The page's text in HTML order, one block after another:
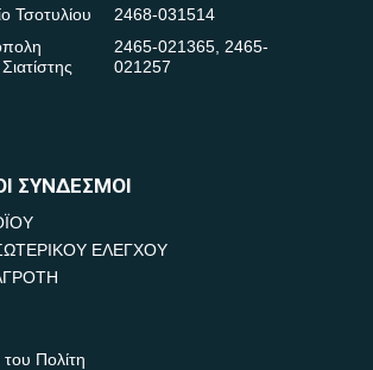
Τσοτυλίου
2468-031514
2465-021365, 2465-
021257
ΣΥΝΔΕΣΜΟΙ
ΕΛΕΓΧΟΥ
Πολίτη